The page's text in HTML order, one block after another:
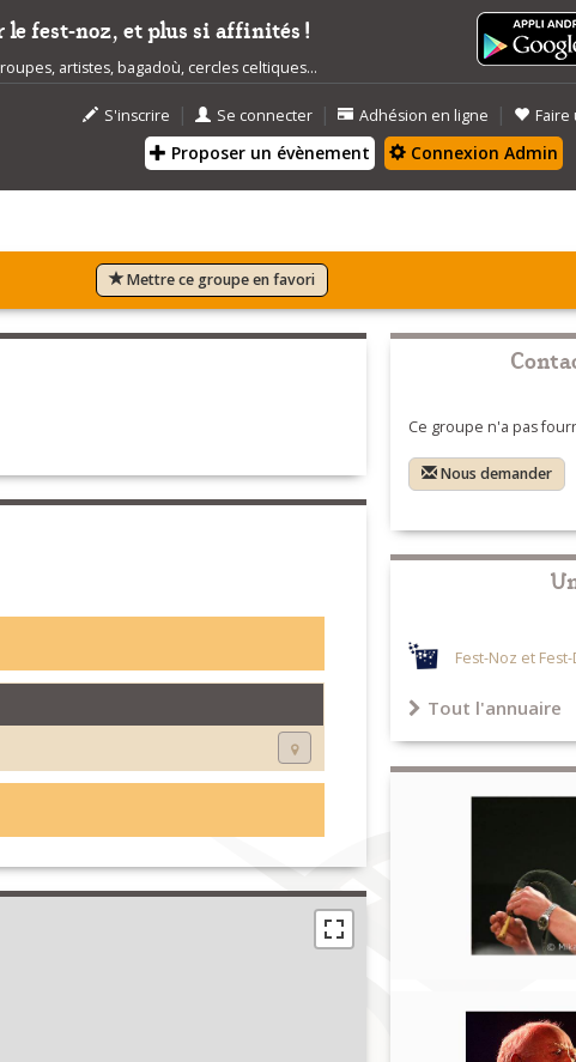
le fest-noz, et plus si affinités !
artistes, bagadoù, cercles celtiques...
S'inscrire | Se connecter | Adhésion en ligne | Faire
Proposer un évènement Connexion Admin
Mettre ce groupe en favori
Ce groupe n'a pas
Nous demander
Fest-Noz et
Tout l'annuaire